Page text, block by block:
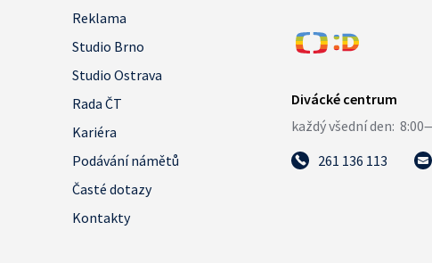
Reklama
Studio Brno
Studio Ostrava
Rada ČT
Kariéra
Podávání námětů
Časté dotazy
Kontakty
261 136 113